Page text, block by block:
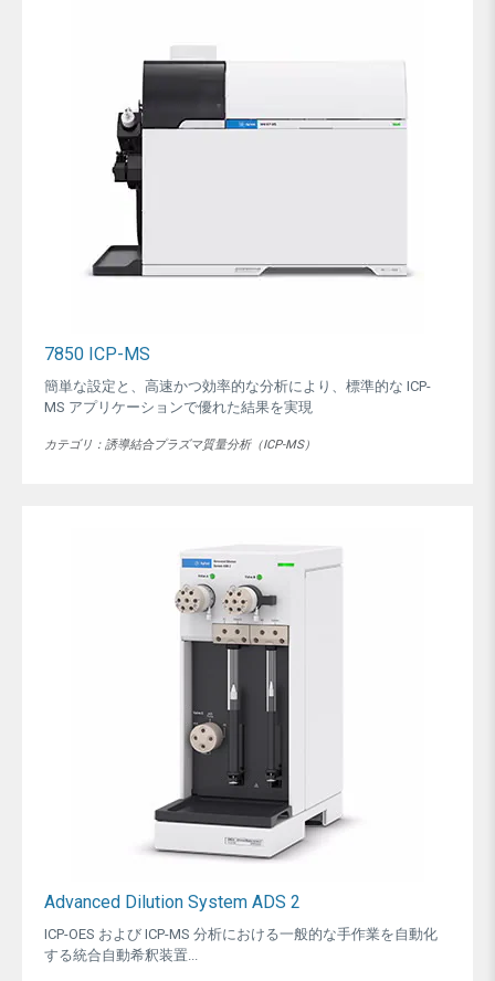
7850 ICP-MS
簡単な設定と、高速かつ効率的な分析により、標準的な ICP-
MS アプリケーションで優れた結果を実現
カテゴリ：誘導結合プラズマ質量分析（ICP-MS）
Advanced Dilution System ADS 2
ICP-OES および ICP-MS 分析における一般的な手作業を自動化
する統合自動希釈装置...